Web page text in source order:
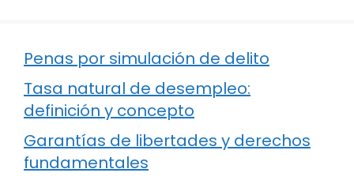
Penas por simulación de delito
Tasa natural de desempleo:
definición y concepto
Garantías de libertades y derechos
fundamentales